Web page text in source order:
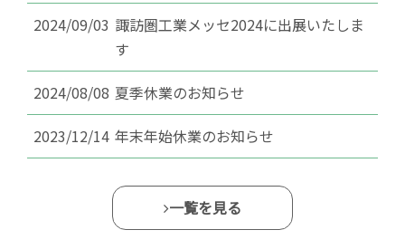
2024/09/03 諏訪圏工業メッセ2024に出展いたしま
す
2024/08/08 夏季休業のお知らせ
2023/12/14 年末年始休業のお知らせ
一覧を見る